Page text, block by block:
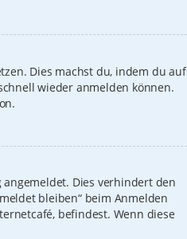
Dies machst du, indem du auf
wieder anmelden können.
Dies verhindert den
bleiben“ beim Anmelden
befindest. Wenn diese